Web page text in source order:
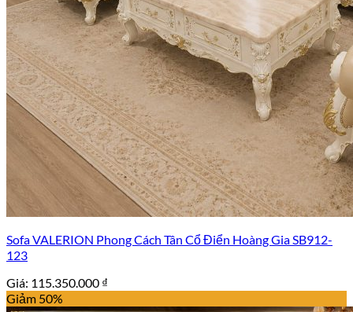
Sofa VALERION Phong Cách Tân Cổ Điển Hoàng Gia SB912-
123
Giá: 115.350.000 ₫
Giảm 50%